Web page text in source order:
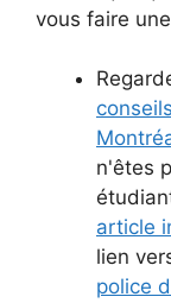
vous faire
n'êtes
article
lien
police